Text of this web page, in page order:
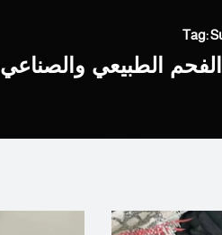
Tag:
الفحم الطبيعي والصناعي